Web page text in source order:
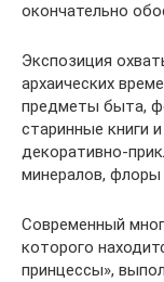
окончательно
Экспозиция
архаических
предметы быта,
старинные книги
декоративно-
минералов,
Современный
которого
принцессы»,